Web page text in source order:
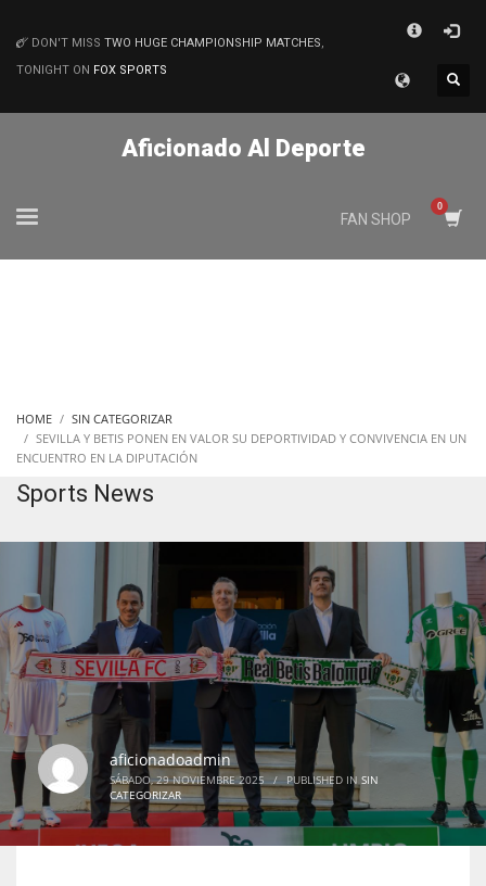
MATCHES
DON'T MISS TWO HUGE CHAMPIONSHIP MATCHES,
TONIGHT ON FOX SPORTS
Aficionado Al Deporte
FAN SHOP
HOME
SIN CATEGORIZAR
SEVILLA Y BETIS PONEN EN VALOR SU DEPORTIVIDAD Y CONVIVENCIA EN UN
ENCUENTRO EN LA DIPUTACIÓN
Sports News
aficionadoadmin
SÁBADO, 29 NOVIEMBRE 2025 / PUBLISHED IN SIN
CATEGORIZAR